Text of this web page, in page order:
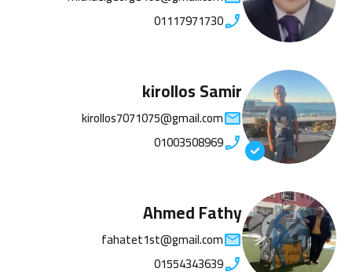
01117971730
kirollos Samir
kirollos7071075@gmail.com
01003508969
Ahmed Fathy
fahatet1st@gmail.com
01554343639